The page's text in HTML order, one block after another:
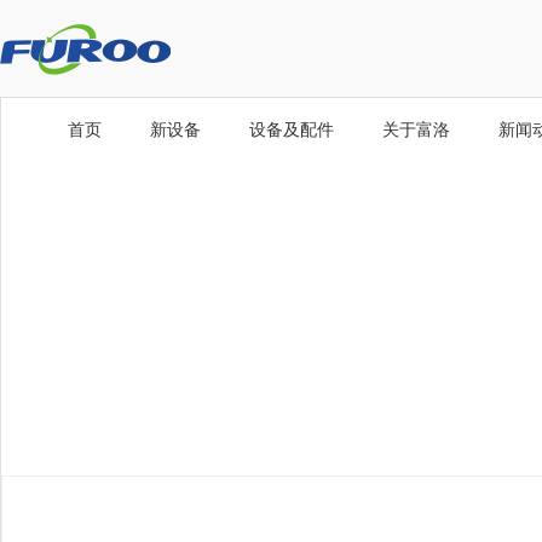
首页 新设备 设备及配件 关于富洛 新闻